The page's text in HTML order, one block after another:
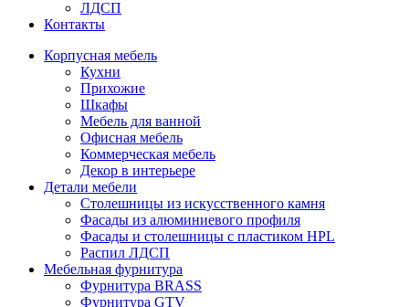
ЛДСП
Контакты
Корпусная мебель
Кухни
Прихожие
Шкафы
Мебель для ванной
Офисная мебель
Коммерческая мебель
Декор в интерьере
Детали мебели
Столешницы из искусственного камня
Фасады из алюминиевого профиля
Фасады и столешницы с пластиком HPL
Распил ЛДСП
Мебельная фурнитура
Фурнитура BRASS
Фурнитура GTV